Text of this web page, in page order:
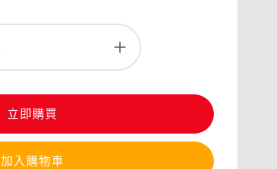
立即購買
加入購物車